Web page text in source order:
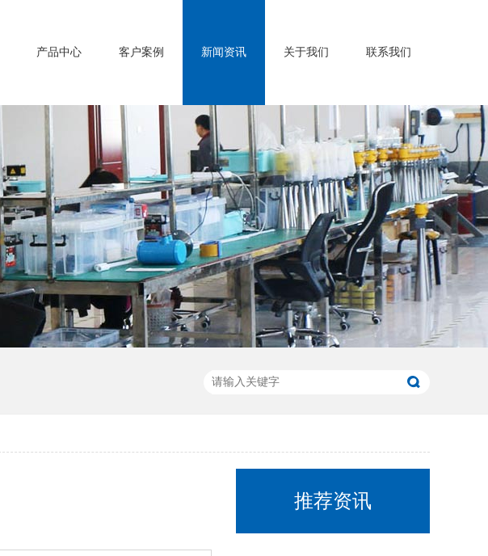
产品中心 客户案例 新闻资讯 关于我们 联系我们
推荐资讯